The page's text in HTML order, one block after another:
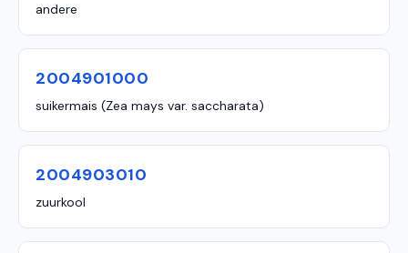
andere
2004901000
suikermais (Zea mays var. saccharata)
2004903010
zuurkool